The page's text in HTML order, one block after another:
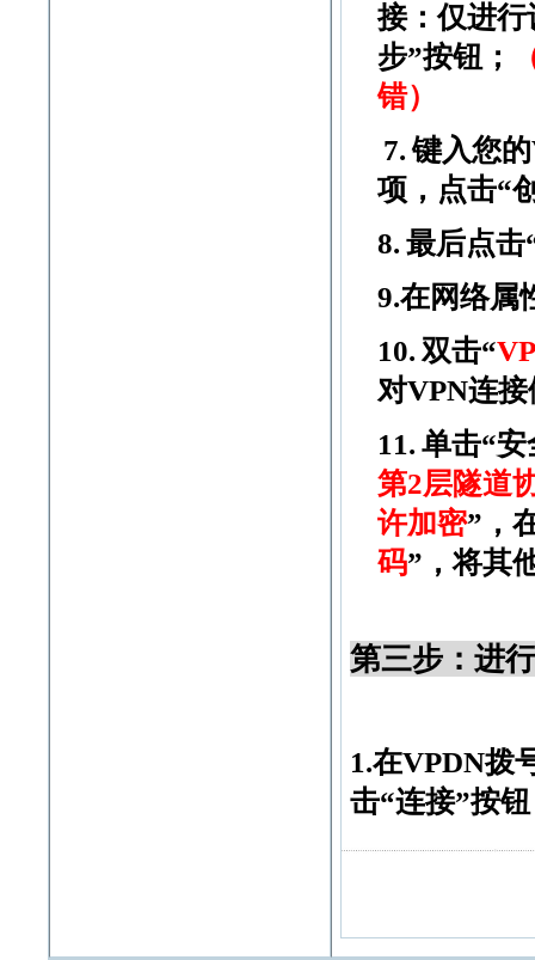
接：仅进
步”按钮；
错）
7. 键入您的
项，点击“
8. 最后点击
9.在网络属
10. 双击“
对VPN连
11. 单击“安
第2层隧道
许加密”，
码”，将其
第三步：进
1.在VPDN拨
击“连接”按